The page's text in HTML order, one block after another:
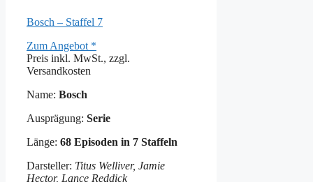
Bosch – Staffel 7
Zum Angebot *
Preis inkl. MwSt., zzgl.
Versandkosten
Name: Bosch
Ausprägung: Serie
Länge: 68 Episoden in 7 Staffeln
Darsteller: Titus Welliver, Jamie
Hector, Lance Reddick